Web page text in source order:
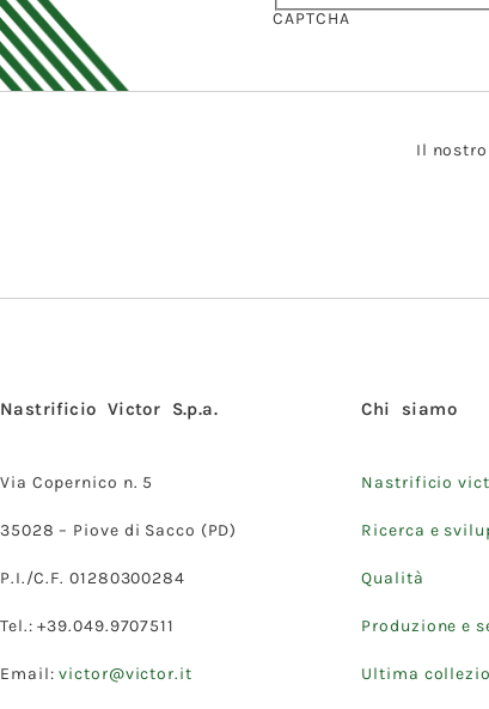
CAPTCHA
Il
Nastrificio Victor S.p.a.
Via Copernico n. 5
35028 – Piove di Sacco (PD)
P.I./C.F. 01280300284
Tel.: +39.049.9707511
Email:victor@victor.it
Chi siamo
Nastrificio
Ricerca e
Qualità
Produzione e
Ultima